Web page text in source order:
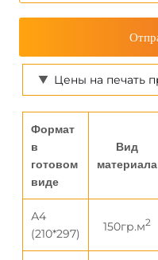
Цены на печать
Формат
в
готовом
виде
Вид
материала
А4
(210*297)
150гр.м2